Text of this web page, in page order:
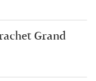
Grand